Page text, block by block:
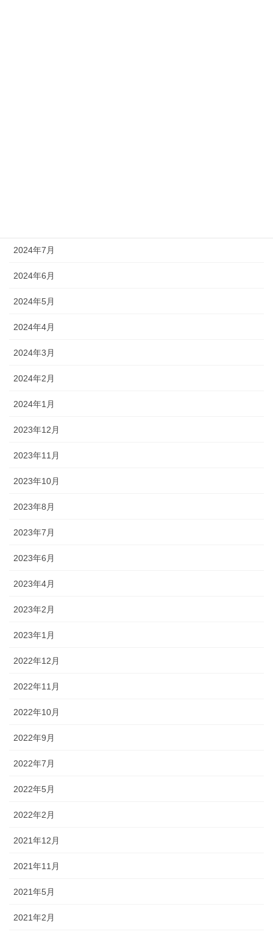
2024年7月
2024年6月
2024年5月
2024年4月
2024年3月
2024年2月
2024年1月
2023年12月
2023年11月
2023年10月
2023年8月
2023年7月
2023年6月
2023年4月
2023年2月
2023年1月
2022年12月
2022年11月
2022年10月
2022年9月
2022年7月
2022年5月
2022年2月
2021年12月
2021年11月
2021年5月
2021年2月